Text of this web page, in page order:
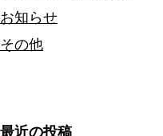
お知らせ
その他
最近の投稿